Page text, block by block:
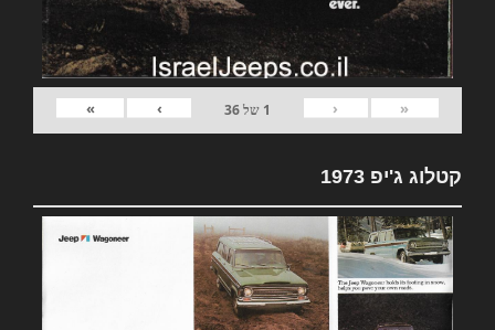
«
‹
1 של36
›
»
קטלוג ג'יפ 1973